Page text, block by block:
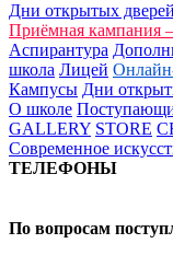
Дни открытых дверей
Приёмная кампания
Аспирантура
школа Лицей
Кампусы Дни
О школе
GALLERY STORE
Современное
ТЕЛЕФОНЫ
По вопросам